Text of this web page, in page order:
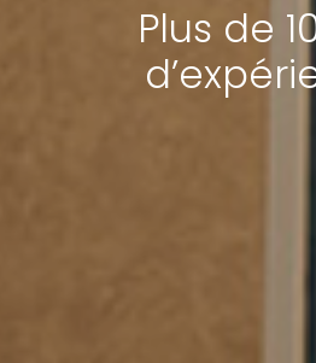
Plus de